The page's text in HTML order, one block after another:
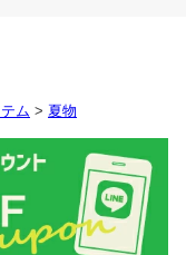
ム > 夏物